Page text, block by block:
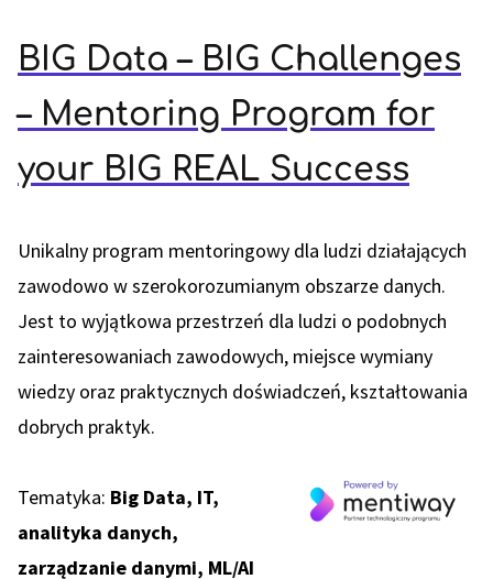
BIG Data – BIG Challenges
– Mentoring Program for
your BIG REAL Success
Unikalny program mentoringowy dla ludzi działających
zawodowo w szerokorozumianym obszarze danych.
Jest to wyjątkowa przestrzeń dla ludzi o podobnych
zainteresowaniach zawodowych, miejsce wymiany
wiedzy oraz praktycznych doświadczeń, kształtowania
dobrych praktyk.
Tematyka: Big Data, IT,
analityka danych,
zarządzanie danymi, ML/AI